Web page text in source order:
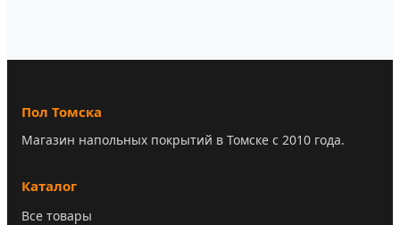
Пол Томска
Магазин напольных покрытий в Томске с 2010 года.
Каталог
Все товары